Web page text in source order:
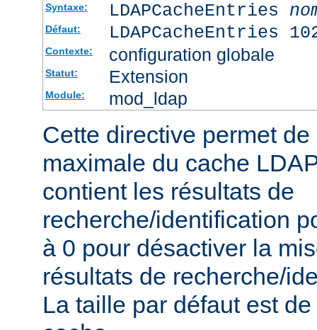
Syntaxe: LDAPCacheEntries
Défaut: LDAPCacheEntries
Contexte: configuration globale
Statut: Extension
Module: mod_ldap
Cette directive permet
maximale du cache
contient les résultats de
recherche/identification
à 0 pour désactiver la
résultats de recherche/
La taille par défaut est